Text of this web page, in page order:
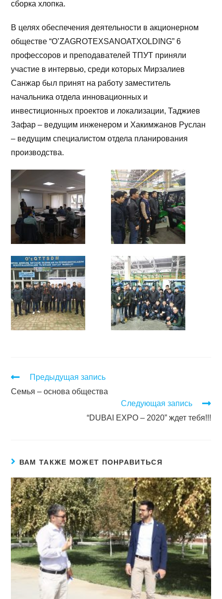
сборка хлопка.
В целях обеспечения деятельности в акционерном
обществе “O’ZAGROTEXSANOATXOLDING” 6
профессоров и преподавателей ТПУТ приняли
участие в интервью, среди которых Мирзалиев
Санжар был принят на работу заместитель
начальника отдела инновационных и
инвестиционных проектов и локализации, Таджиев
Зафар – ведущим инженером и Хакимжанов Руслан
– ведущим специалистом отдела планирования
производства.
Предыдущая запись
Семья – основа общества
Следующая запись
“DUBAI EXPO – 2020” ждет тебя!!!
ВАМ ТАКЖЕ МОЖЕТ ПОНРАВИТЬСЯ